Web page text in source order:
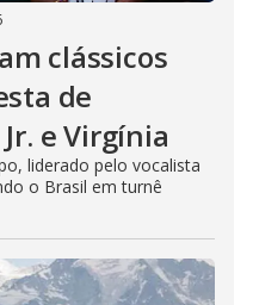
clássicos
de
e Virgínia
liderado pelo vocalista
o Brasil em turnê